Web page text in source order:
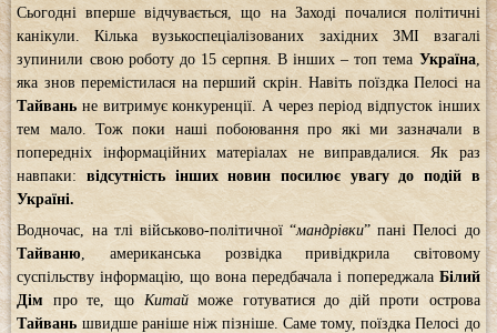
Сьогодні вперше відчувається, що на Заході почалися політичні
канікули. Кілька вузькоспеціалізованих західних ЗМІ взагалі
зупинили свою роботу до 15 серпня. В інших – топ тема Україна,
яка знов перемістилася на перший скрін. Навіть поїздка Пелосі на
Тайваньне витримує конкуренції. А через період відпусток інших
тем мало. Тож поки наші побоювання про які ми зазначали в
попередніх інформаційних матеріалах не виправдалися. Як раз
навпаки:відсутність інших новин посилює увагу до подій в
Україні.
Водночас, на тлі військово-політичної “мандрівки” пані Пелосі до
Тайваню , американська розвідка привідкрила світовому
суспільству інформацію, що вона передбачала і попереджала Білий
Дім про те, що Китайможе готуватися до дій проти острова
Тайвань швидше раніше ніж пізніше. Саме тому, поїздка Пелосі до